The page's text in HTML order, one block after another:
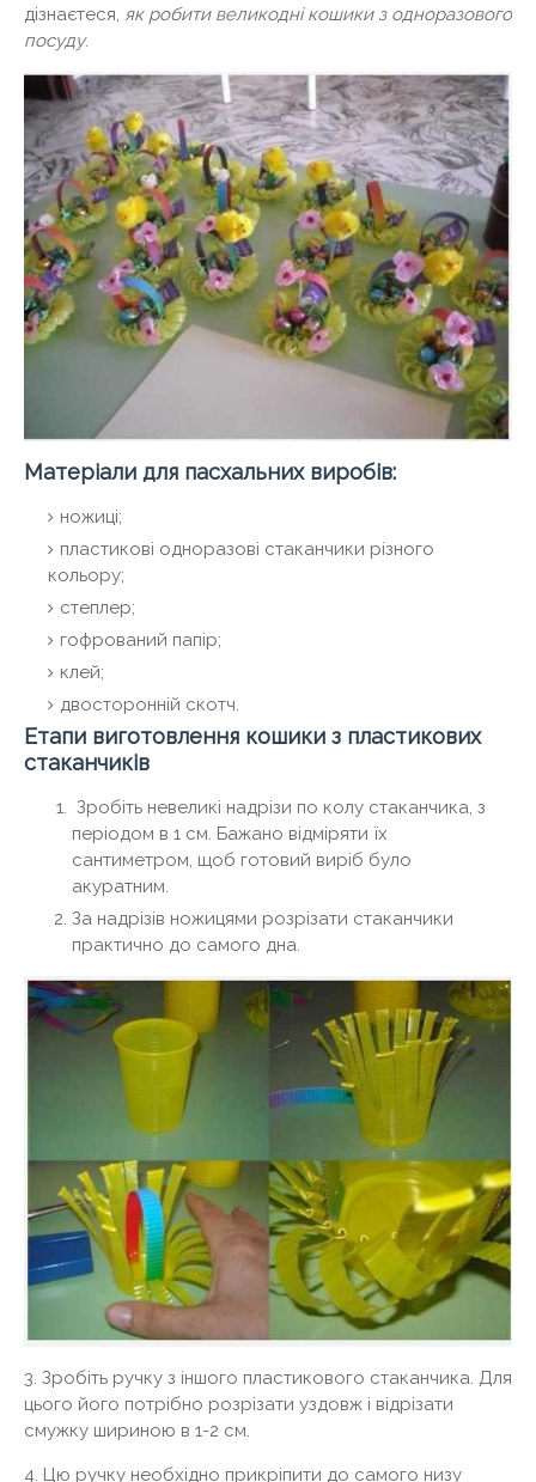
дізнаєтеся, як робити великодні кошики з одноразового
посуду.
Матеріали для пасхальних виробів:
ножиці;
пластикові одноразові стаканчики різного
кольору;
степлер;
гофрований папір;
клей;
двосторонній скотч.
Етапи виготовлення кошики з пластикових
стаканчиків
Зробіть невеликі надрізи по колу стаканчика, з
періодом в 1 см. Бажано відміряти їх
сантиметром, щоб готовий виріб було
акуратним.
За надрізів ножицями розрізати стаканчики
практично до самого дна.
3. Зробіть ручку з іншого пластикового стаканчика. Для
цього його потрібно розрізати уздовж і відрізати
смужку шириною в 1-2 см.
4. Цю ручку необхідно прикріпити до самого низу